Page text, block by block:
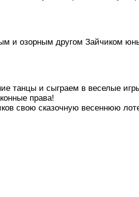
озорным другом Зайчиком
танцы и сыграем в веселые
права!
свою сказочную весеннюю